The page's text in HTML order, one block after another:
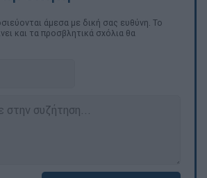
άμεσα με δική σας ευθύνη. Το
και τα προσβλητικά σχόλια θα